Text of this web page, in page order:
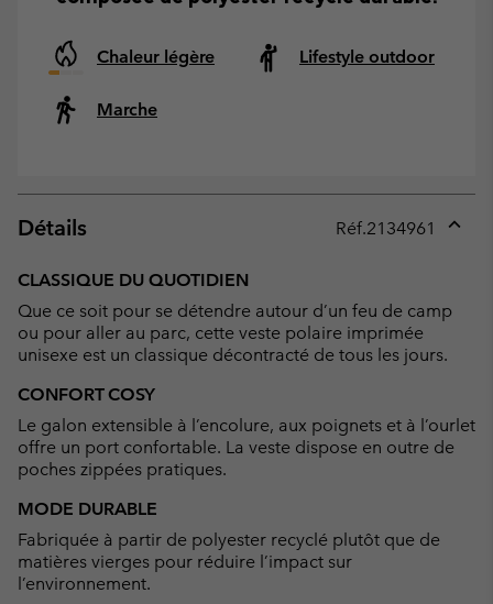
Chaleur légère Lifestyle outdoor
Marche
Détails Réf.2134961
CLASSIQUE DU QUOTIDIEN
Que ce soit pour se détendre autour d’un feu de camp
ou pour aller au parc, cette veste polaire imprimée
unisexe est un classique décontracté de tous les jours.
CONFORT COSY
Le galon extensible à l’encolure, aux poignets et à l’ourlet
offre un port confortable. La veste dispose en outre de
poches zippées pratiques.
MODE DURABLE
Fabriquée à partir de polyester recyclé plutôt que de
matières vierges pour réduire l’impact sur
l’environnement.